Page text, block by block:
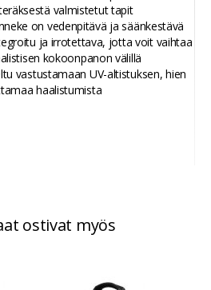
valmistetut tapit
on vedenpitävä ja säänkestävä
ja irrotettava, jotta voit vaihtaa
kokoonpanon välillä
vastustamaan UV-altistuksen, hien
haalistumista
ostivat myös